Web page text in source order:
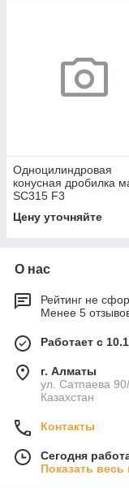
Одноцилиндровая
конусная дробилка
SC315 F3
Цену уточняйте
О нас
Рейтинг не
Менее 5
Работает с
г. Алматы
ул. Сатпаева
Казахстан
Контакты
Сегодня
Показать